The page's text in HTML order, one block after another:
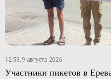
12:53, 9 августа 2026
Участники пикетов в